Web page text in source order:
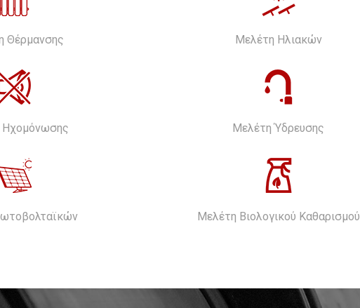
Θέρμανσης Μελέτη Ηλιακών
Μελέτη Ύδρευσης
Μελέτη Βιολογικού Καθαρισμού